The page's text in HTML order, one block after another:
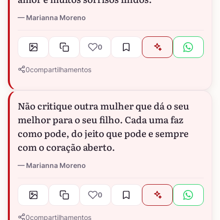
Marianna Moreno
0
0compartilhamentos
Não critique outra mulher que dá o seu
melhor para o seu filho. Cada uma faz
como pode, do jeito que pode e sempre
com o coração aberto.
Marianna Moreno
0
0compartilhamentos